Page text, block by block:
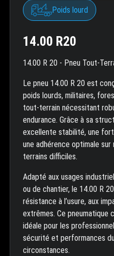
Poids lourd
14.00 R20
14.00 R 20 - Pneu Tout-
Le pneu 14.00 R 20 est
poids lourds, militaires,
tout-terrain nécessitant
endurance. Grâce à sa
excellente stabilité, une
une adhérence optimale
terrains difficiles.
Adapté aux usages
ou de chantier, le 14.00 R
résistance à l’usure, aux
extrêmes. Ce pneumatique
idéale pour les
sécurité et performances
circonstances.